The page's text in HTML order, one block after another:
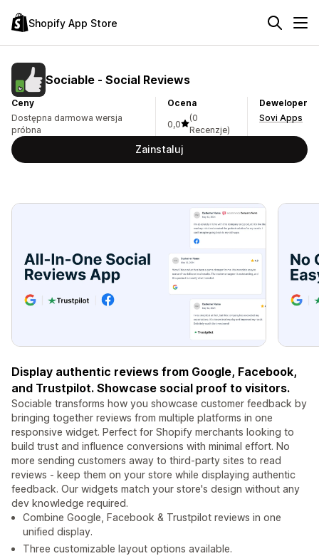
Shopify App Store
Sociable ‑ Social Reviews
Ceny
Dostępna darmowa wersja
próbna
Ocena
0,0
(0
Recenzje)
Deweloper
Sovi Apps
Zainstaluj
Display authentic reviews from Google, Facebook,
and Trustpilot. Showcase social proof to visitors.
Sociable transforms how you showcase customer feedback by
bringing together reviews from multiple platforms in one
responsive widget. Perfect for Shopify merchants looking to
build trust and influence conversions with minimal effort. No
more sending customers away to third-party sites to read
reviews - keep them on your store while displaying authentic
feedback. Our widgets match your store's design without any
dev knowledge required.
Combine Google, Facebook & Trustpilot reviews in one
unified display.
Three customizable layout options available.